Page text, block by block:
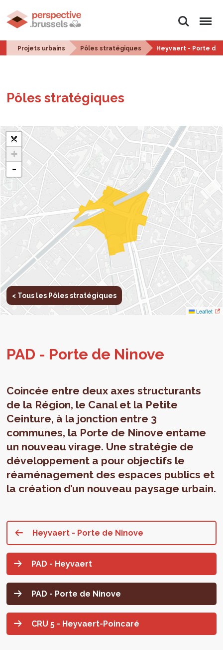
Rechercher
Menu
Projets urbains Pôles stratégiques Heyvaert - Porte de
Pôles stra­té­giques
+
-
Leaflet
< Tous les Pôles stratégiques
PAD - Porte de Ninove
Coincée entre deux axes structurants
de la Région, le Canal et la Petite
Ceinture, à la jonction entre 3
communes, la Porte de Ninove entame
un nouveau virage. Une stratégie de
développement a pour objectifs le
réaménagement des espaces publics et
la création d’un nouveau paysage urbain.
Heyvaert - Porte de Ninove
PAD - Heyvaert
PAD - Porte de Ninove
CRU 5 - Heyvaert-Poincaré